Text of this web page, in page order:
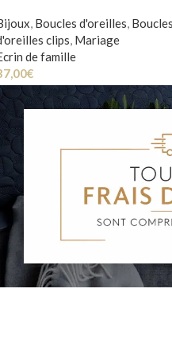
, Boucles d'oreilles, Boucles
clips, Mariage
de famille
€